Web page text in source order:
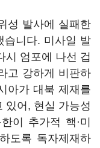
성 발사에 실패한
습니다. 미사일 발
시 엄포에 나선 겁
고 강하게 비판하
아가 대북 제재를
있어, 현실 가능성
이 추가적 핵 ·미
도록 독자제재하